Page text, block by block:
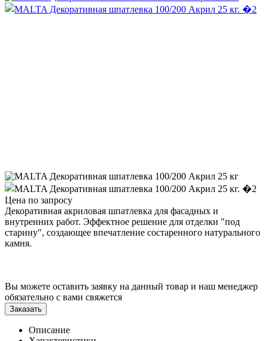
Цена по запросу
Декоративная акриловая шпатлевка для фасадных и
внутренних работ. Эффектное решение для отделки "под
старину", создающее впечатление состаренного натурального
камня.
Вы можете оставить заявку на данный товар и наш менеджер
обязательно с вами свяжется
Заказать
Описание